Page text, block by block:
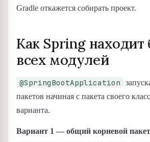
Gradle откажется собирать проект.
Как Spring находит
всех модулей
@SpringBootApplication
пакетов начиная с пакета своего
варианта.
Вариант 1 — общий корневой